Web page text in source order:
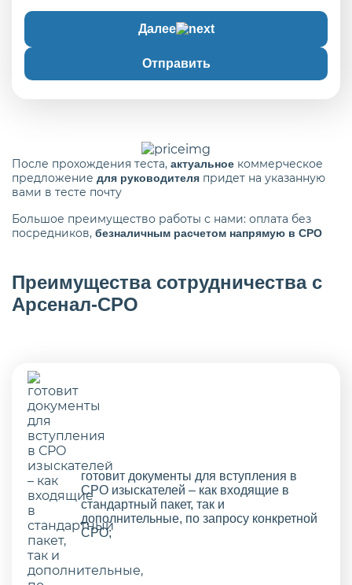
Далее
Отправить
После прохождения теста, актуальное коммерческое
предложение для руководителя придет на указанную
вами в тесте почту
Большое преимущество работы с нами: оплата без
посредников, безналичным расчетом напрямую в СРО
Преимущества сотрудничества с
Арсенал-СРО
готовит документы для вступления в
СРО изыскателей – как входящие в
стандартный пакет, так и
дополнительные, по запросу конкретной
СРО;